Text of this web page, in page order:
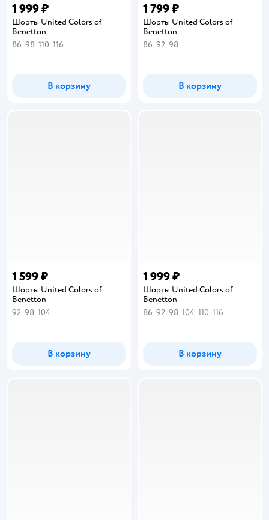
1 999 ₽
Шорты United Colors of
Benetton
86 98 110 116
В корзину
1 799 ₽
Шорты United Colors of
Benetton
86 92 98
В корзину
1 599 ₽
Шорты United Colors of
Benetton
92 98 104
В корзину
1 999 ₽
Шорты United Colors of
Benetton
86 92 98 104 110 116
В корзину